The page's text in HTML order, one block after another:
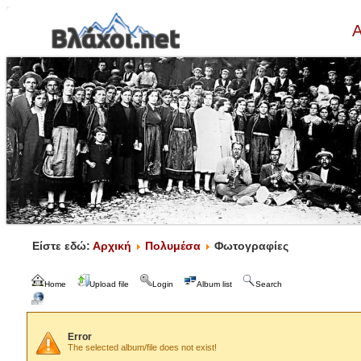
Είστε εδώ: Αρχική Πολυμέσα Φωτογραφίες
Home Upload file Login Album list Search
Error
The selected album/file does not exist!